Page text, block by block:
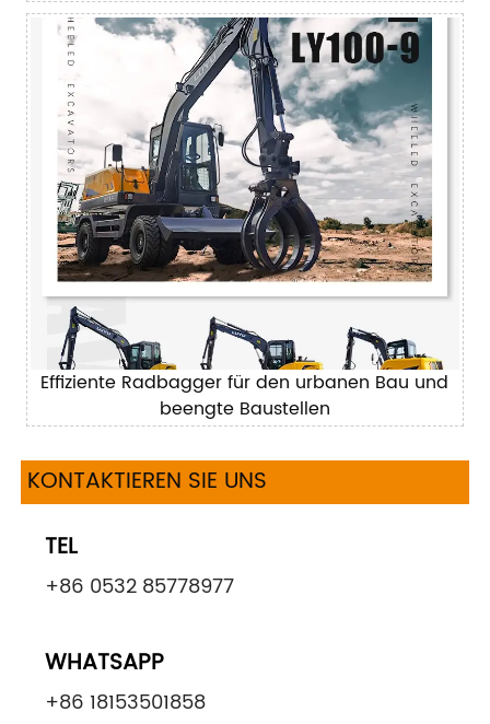
Effiziente Radbagger für den urbanen Bau und
beengte Baustellen
KONTAKTIEREN SIE UNS
TEL
+86 0532 85778977
WHATSAPP
+86 18153501858